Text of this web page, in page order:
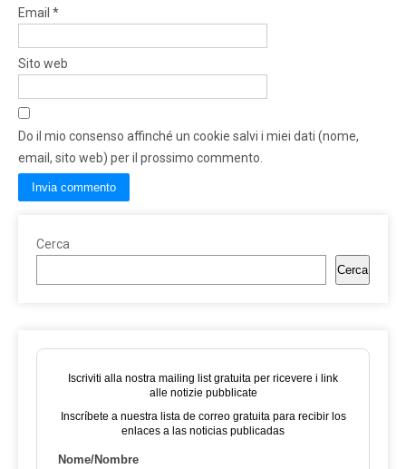
Email *
Sito web
Do il mio consenso affinché un cookie salvi i miei dati (nome,
email, sito web) per il prossimo commento.
Cerca
Cerca
Iscriviti alla nostra mailing list gratuita per ricevere i link
alle notizie pubblicate
Inscríbete a nuestra lista de correo gratuita para recibir los
enlaces a las noticias publicadas
Nome/Nombre